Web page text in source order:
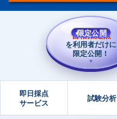
限定公開
合格推定点
を利用者だけに
限定公開！
▼
即日採点
サービス
試験分析